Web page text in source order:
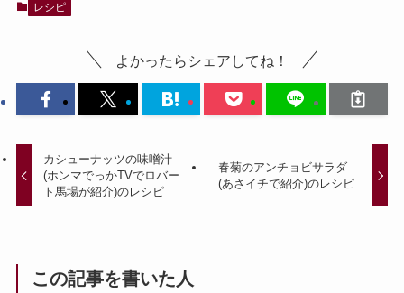
レシピ
よかったらシェアしてね！
カシューナッツの味噌汁
(ホンマでっかTVでロバー
ト馬場が紹介)のレシピ
春菊のアンチョビサラダ
(あさイチで紹介)のレシピ
この記事を書いた人